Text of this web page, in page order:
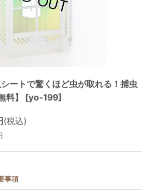
ートで驚くほど虫が取れる！捕虫
】
[yo-199]
(税込)
事項